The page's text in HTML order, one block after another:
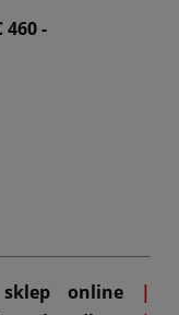
-
online
|